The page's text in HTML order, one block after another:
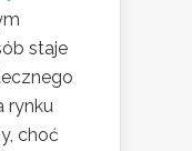
staje
rynku
choć